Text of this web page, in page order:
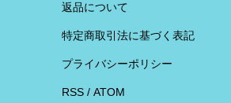
返品について
特定商取引法に基づく表記
プライバシーポリシー
RSS/ ATOM